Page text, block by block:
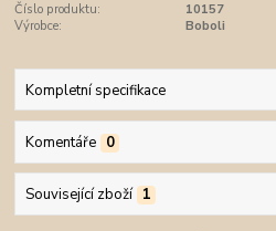
Číslo produktu:
10157
Výrobce:
Boboli
Kompletní specifikace
Komentáře 0
Související zboží 1